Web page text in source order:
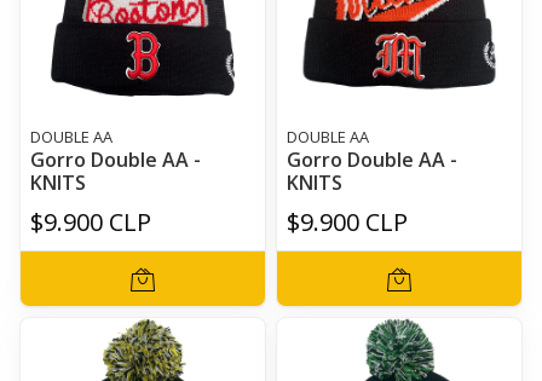
DOUBLE AA
Gorro Double AA -
KNITS
$9.900 CLP
DOUBLE AA
Gorro Double AA -
KNITS
$9.900 CLP